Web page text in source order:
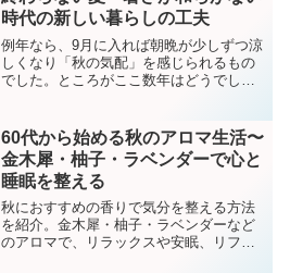
野菜を楽しんでみませんか？...
時代の新しい暮らしの工夫
例年なら、9月に入れば朝晩が少しずつ涼
しくなり「秋の気配」を感じられるもの
でした。ところがここ数年はどうでしょ
い。季節の移り変わりが感じにくくな
り、私たちは「長すぎ...
60代から始める秋のアロマ生活〜
金木犀・柚子・ラベンダーで心と
睡眠を整える
秋におすすめの香りで気分を整える方法
を紹介。金木犀・柚子・ラベンダーなど
のアロマで、リラックスや安眠、リフレ